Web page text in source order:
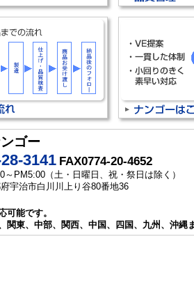
ゴー
3141 FAX0774-20-4652
～PM5:00（土・日曜日、祝・祭日は除く）
宇治市白川川上り谷80番地36
可能です。
関東、中部、関西、中国、四国、九州、沖縄